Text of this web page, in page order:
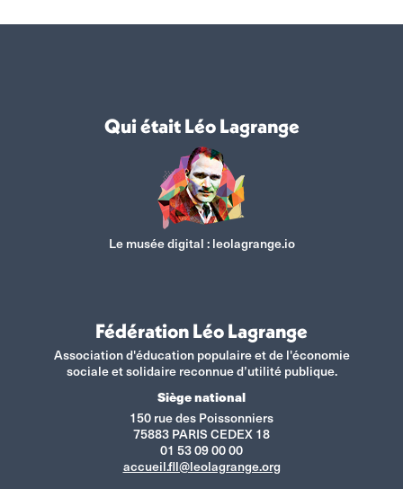
Qui était Léo Lagrange
Le musée digital :leolagrange.io
Fédération Léo Lagrange
Association d'éducation populaire et de l'économie
sociale et solidaire reconnue d’utilité publique.
Siège national
150 rue des Poissonniers
75883 PARIS CEDEX 18
01 53 09 00 00
accueil.fll@leolagrange.org